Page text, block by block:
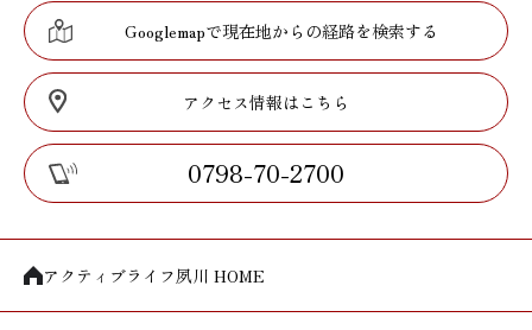
Googlemapで現在地からの経路を検索する
アクセス情報はこちら
0798-70-2700
アクティブライフ夙川 HOME